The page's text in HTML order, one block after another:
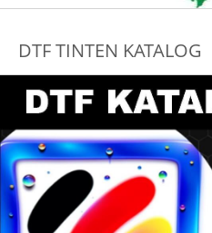
DTF TINTEN KATALOG